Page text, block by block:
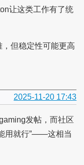
让这类工作有了统
但稳定性可能更高
2025-11-20 17:43
发帖，而社区
用就行”——这相当